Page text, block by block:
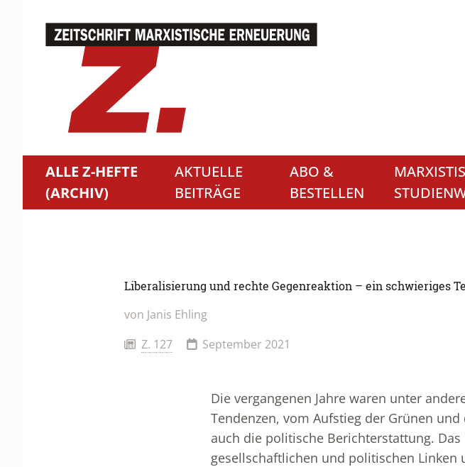
ALLE Z-HEFTE
(ARCHIV)
AKTUELLE
BEITRÄGE
ABO &
BESTELLEN
Liberalisierung und rechte Gegenreaktion – ein schwieriges
von Janis Ehling
Z. 127
September 2021
Die vergangenen Jahre waren unter
Tendenzen, vom Aufstieg der Grünen
auch die politische Berichterstattung.
gesellschaftlichen und politischen